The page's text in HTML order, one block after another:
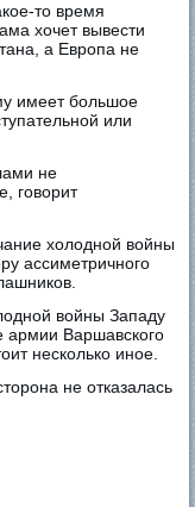
то время
хочет вывести
а Европа не
имеет большое
или
не
говорит
холодной войны
ассиметричного
войны Западу
армии Варшавского
несколько иное.
не отказалась